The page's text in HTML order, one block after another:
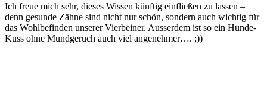
Ich freue mich sehr, dieses Wissen künftig einfließen zu lassen –
denn gesunde Zähne sind nicht nur schön, sondern auch wichtig für
das Wohlbefinden unserer Vierbeiner. Ausserdem ist so ein Hunde-
Kuss ohne Mundgeruch auch viel angenehmer…. ;))